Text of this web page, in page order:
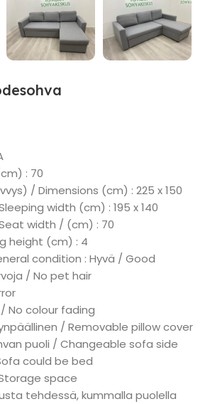
: 70
/ Dimensions (cm) : 225 x 150
width (cm) : 195 x 140
width / (cm) : 70
height (cm) : 4
condition : Hyvä / Good
/ No pet hair
No colour fading
/ Removable pillow cover
puoli / Changeable sofa side
could be bed
space
tehdessä, kummalla puolella